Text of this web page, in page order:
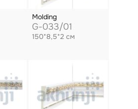
Molding
G-033/01
150*8,5*2 см